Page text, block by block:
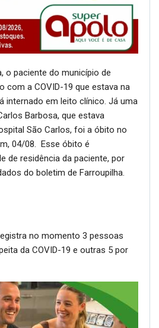
o paciente do município de
com a COVID-19 que estava na
internado em leito clínico. Já uma
Barbosa, que estava
São Carlos, foi a óbito no
04/08. Esse óbito é
de residência da paciente, por
do boletim de Farroupilha.
no momento 3 pessoas
da COVID-19 e outras 5 por